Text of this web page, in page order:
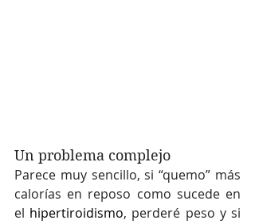
Un problema complejo
Parece muy sencillo, si “quemo” más
calorías en reposo como sucede en
el hipertiroidismo, perderé peso y si